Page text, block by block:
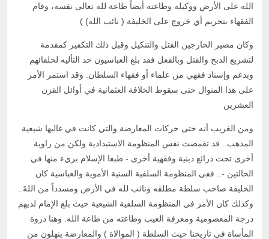
الله على الأرض ووكيله وطاعته أيضاً طاعة لله تعالى نفسه، وقام
الفقهاء بتحريم أي خروج على الخليفة ( نائب الله) )
وكان مصير الخارجين القتل والتنكيل وقبل ذلك التكفير كمقدمة
لتشريع الذبح والقتل وبالفعل فقد بلغ العباسيون حد التأليه لخلفائهم
وبدعم وإسناد فقهي من علماء أو فقهاء السلطان. وقد استمر الأمر
على هذا المنوال حتى سقوط الخلافة العثمانية في أوائل القرن
العشرين
ومن الغريب أنه حتى حركات المعارضة والتي كانت في غالبها شيعية
المذهب.. قد تقمصت نفس المنظومة الاستبدادية ولكن من زاوية
أخرى تحت ذرائع دينية وفقهية أخرى - طبعا الإسلام بريء منها في
الحالتين -.. ففي المنظومة السلفية السنية الأموية والعباسية كان
الخليفة صاحب سلطة مطلقه ونائب لله في الأرض ومسدداً من اللهً..
وكذلك كان الأمر في المنظومة السلفية الشيعية حيث بلغ الإمام لديهم
درجة المعصومية ومعرفة الغيب وطاعته من طاعة الله. وهنا ذروة
المأساة في تاريخنا حيث السلطة ( الموالاة ) والمعارضة ينهلون من